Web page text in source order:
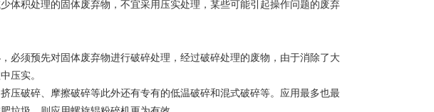
体积处理的固体废弃物，不宜采用压实处理，某些可能引起操作问题的废弃
必须预先对固体废弃物进行破碎处理，经过破碎处理的废物，由于消除了大
压实。
压破碎、摩擦破碎等此外还有专有的低温破碎和混式破碎等。应用最多也最